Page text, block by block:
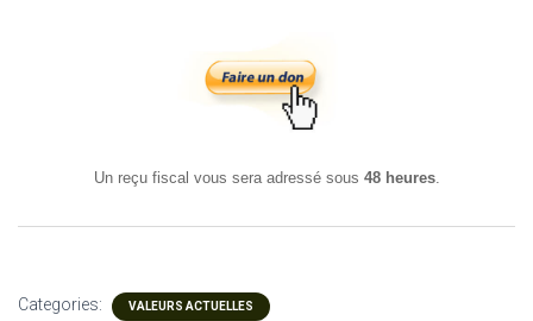
Un reçu fiscal vous sera adressé sous 48 heures.
Categories: VALEURS ACTUELLES